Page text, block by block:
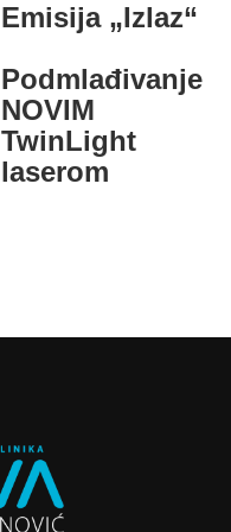
Emisija „Izlaz“
Podmlađivanje
NOVIM
TwinLight
laserom